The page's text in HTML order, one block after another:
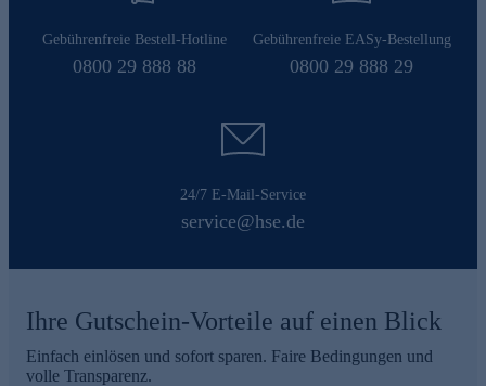
Gebührenfreie Bestell-Hotline
0800 29 888 88
Gebührenfreie EASy-Bestellung
0800 29 888 29
24/7 E-Mail-Service
service@hse.de
Ihre Gutschein-Vorteile auf einen Blick
Einfach einlösen und sofort sparen. Faire Bedingungen und
volle Transparenz.